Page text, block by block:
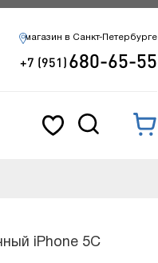
магазин в Санкт-Петербурге
+7 (951)680-65-55
iPhone 5C